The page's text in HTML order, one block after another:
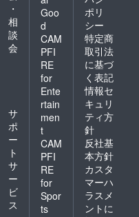
・
相
談
会
サ
ポ
ー
ト
サ
ー
ビ
ス
Goo
d
CAM
PFI
RE
for
Ente
rtain
men
t
CAM
PFI
RE
for
Spor
ts
ポリ
シー
特定商
取引法
に基づ
く表記
情報セ
キュリ
ティ方
針
反社基
本方針
カスタ
マーハ
ラスメ
ントに